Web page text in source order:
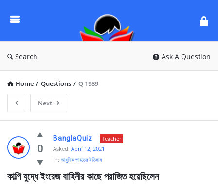
Questions
Search Ask A Question
Home / Questions / Q 1989
Next
Ask
Questions
BanglaQuiz
0
BanglaQuiz
Teacher
Asked: April 12, 2021
In: আধুনিক ভারতের ইতিহাস
কাল্পি যুদ্ধে ইংরেজ বাহিনীর কাছে পরাজিত হয়েছিলেন